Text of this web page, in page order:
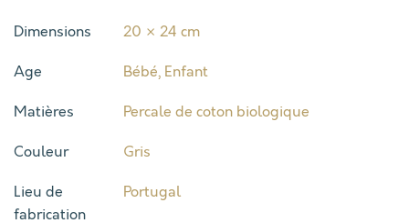
Dimensions 20 × 24 cm
Age Bébé, Enfant
Matières Percale de coton biologique
Couleur Gris
Lieu de
fabrication
Portugal